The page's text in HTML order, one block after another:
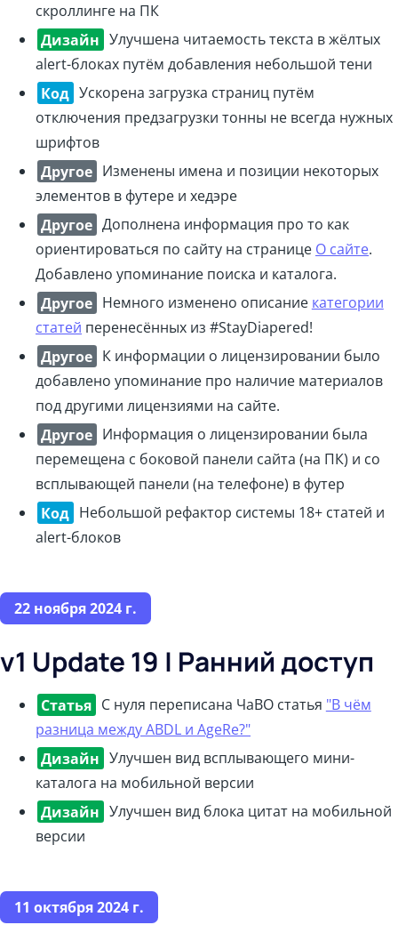
скроллинге на ПК
Дизайн Улучшена читаемость текста в жёлтых
alert-блоках путём добавления небольшой тени
Код Ускорена загрузка страниц путём
отключения предзагрузки тонны не всегда нужных
шрифтов
Другое Изменены имена и позиции некоторых
элементов в футере и хедэре
Другое Дополнена информация про то как
ориентироваться по сайту на странице О сайте.
Добавлено упоминание поиска и каталога.
Другое Немного изменено описание категории
статей перенесённых из #StayDiapered!
Другое К информации о лицензировании было
добавлено упоминание про наличие материалов
под другими лицензиями на сайте.
Другое Информация о лицензировании была
перемещена с боковой панели сайта (на ПК) и со
всплывающей панели (на телефоне) в футер
Код Небольшой рефактор системы 18+ статей и
alert-блоков
22 ноября 2024 г.
v1 Update 19 | Ранний доступ
Статья С нуля переписана ЧаВО статья "В чём
разница между ABDL и AgeRe?"
Дизайн Улучшен вид всплывающего мини-
каталога на мобильной версии
Дизайн Улучшен вид блока цитат на мобильной
версии
11 октября 2024 г.